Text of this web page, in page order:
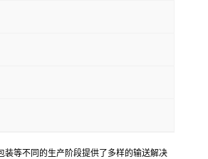
装等不同的生产阶段提供了多样的输送解决